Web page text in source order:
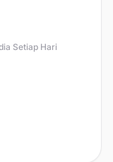
Setiap Hari